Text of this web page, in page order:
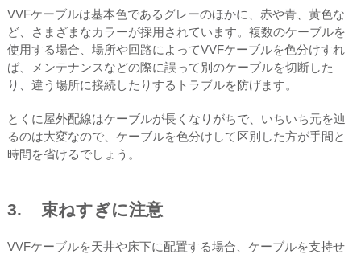
VVFケーブルは基本色であるグレーのほかに、赤や青、黄色な
ど、さまざまなカラーが採用されています。複数のケーブルを
使用する場合、場所や回路によってVVFケーブルを色分けすれ
ば、メンテナンスなどの際に誤って別のケーブルを切断した
り、違う場所に接続したりするトラブルを防げます。
とくに屋外配線はケーブルが長くなりがちで、いちいち元を辿
るのは大変なので、ケーブルを色分けして区別した方が手間と
時間を省けるでしょう。
3. 束ねすぎに注意
VVFケーブルを天井や床下に配置する場合、ケーブルを支持せ